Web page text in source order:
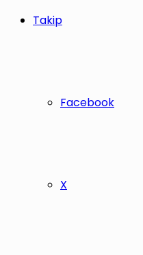
Takip
Facebook
X